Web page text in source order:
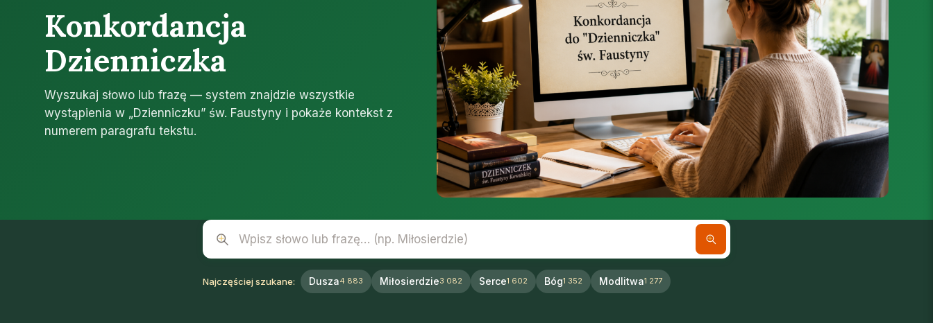
Konkordancja
Dzienniczka
Wyszukaj słowo lub frazę — system znajdzie wszystkie
wystąpienia w „Dzienniczku” św. Faustyny i pokaże kontekst z
numerem paragrafu tekstu.
Wpisz słowo lub frazę
Najczęściej szukane: Dusza4 883 Miłosierdzie3 082 Serce1 602 Bóg1 352 Modlitwa1 277